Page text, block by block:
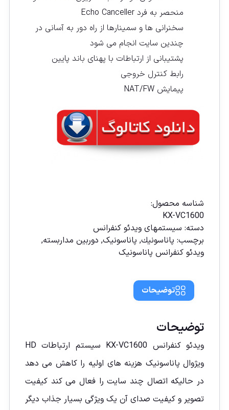
منحصر به فرد Echo Canceller
سخنرانی ها و سمینارها از راه دور به آسانی در
چندین سایت انجام می شود
پشتیبانی از ارتباطات با پهنای باند پایین
رابط کنترل خروجی
پیمایش NAT/FW
شناسه محصول:
KX-VC1600
دسته: سيستمهای ويدئو كنفرانس
برچسب: پاناسونیك, پاناسونیک, دوربين مداربسته,
ويدئو كنفرانس پاناسونيک
توضیحات
توضیحات
ويدئو كنفرانس KX-VC1600 سیستم ارتباطات HD
ویژوال پاناسونیک هزینه های اولیه را کاهش می دهد
در حالیکه اتصال چند سایت را فعال می کند کیفیت
تصویر و کیفیت صدای آن یک ویژگی بسیار جذاب دیگر